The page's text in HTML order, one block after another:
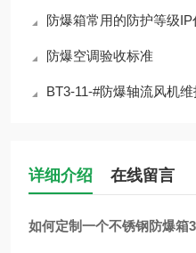
防爆箱常用的防护等级IP
防爆空调验收标准
BT3-11-#防爆轴流风机
详细介绍 在线留言
如何定制一个不锈钢防爆箱